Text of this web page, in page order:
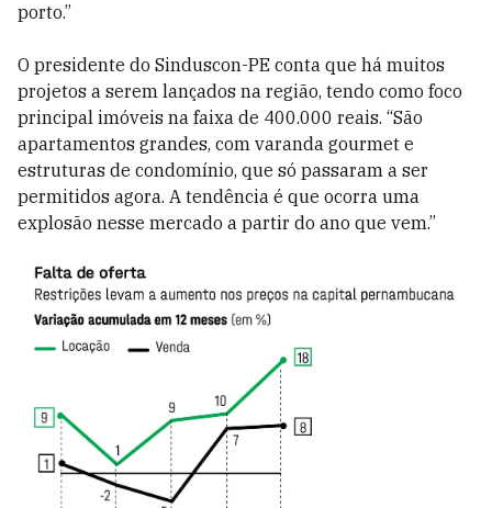
porto.”
O presidente do Sinduscon-PE conta que há muitos
projetos a serem lançados na região, tendo como foco
principal imóveis na faixa de 400.000 reais. “São
apartamentos grandes, com varanda gourmet e
estruturas de condomínio, que só passaram a ser
permitidos agora. A tendência é que ocorra uma
explosão nesse mercado a partir do ano que vem.”